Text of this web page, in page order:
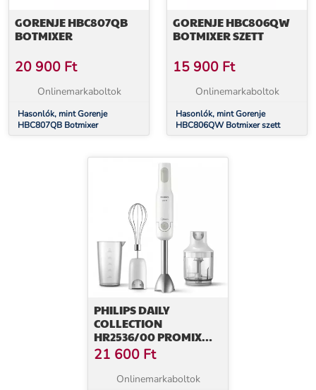
GORENJE HBC807QB
BOTMIXER
20 900 Ft
Onlinemarkaboltok
Hasonlók, mint Gorenje
HBC807QB Botmixer
GORENJE HBC806QW
BOTMIXER SZETT
15 900 Ft
Onlinemarkaboltok
Hasonlók, mint Gorenje
HBC806QW Botmixer szett
PHILIPS DAILY
COLLECTION
HR2536/00 PROMIX
BOTMIXER (26054)
21 600 Ft
Onlinemarkaboltok